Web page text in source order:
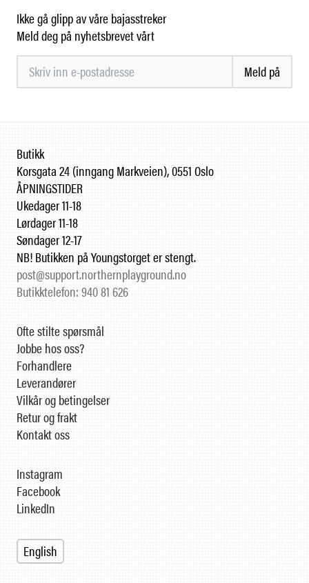
Ikke gå glipp av våre bajasstreker
Meld deg på nyhetsbrevet vårt
Meld på
Butikk
Korsgata 24 (inngang Markveien), 0551 Oslo
ÅPNINGSTIDER
Ukedager 11-18
Lørdager 11-18
Søndager 12-17
NB! Butikken på Youngstorget er stengt.
post@support.northernplayground.no
Butikktelefon: 940 81 626
Ofte stilte spørsmål
Jobbe hos oss?
Forhandlere
Leverandører
Vilkår og betingelser
Retur og frakt
Kontakt oss
Instagram
Facebook
LinkedIn
English